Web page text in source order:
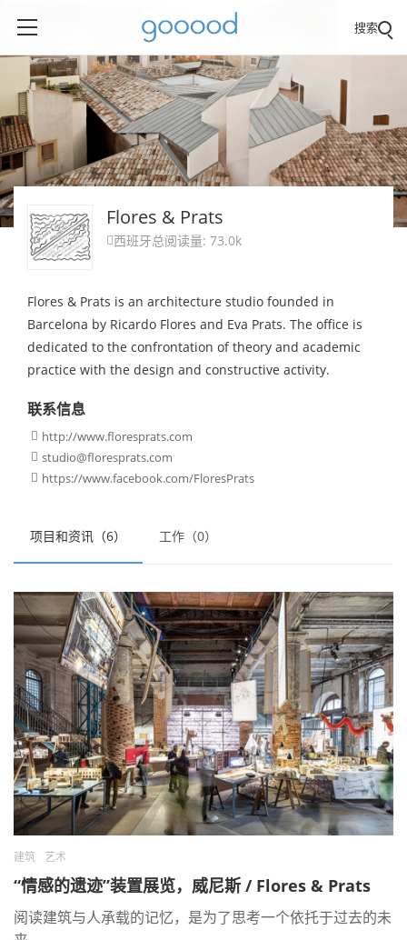
搜索
项目和资讯（6） 工作（0）
建筑 艺术
“情感的遗迹”装置展览，威尼斯 / Flores & Prats
阅读建筑与人承载的记忆，是为了思考一个依托于过去的未
Flores & Prats
 西班牙总阅读量: 73.0k
Flores & Prats is an architecture studio founded in
Barcelona by Ricardo Flores and Eva Prats. The office is
dedicated to the confrontation of theory and academic
practice with the design and constructive activity.
联系信息
 http://www.floresprats.com
 studio@floresprats.com
 https://www.facebook.com/FloresPrats